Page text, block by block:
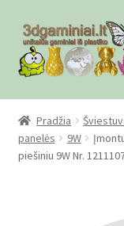
Pereiti
prie
meniu
Pereiti
prie
turinio
Pradžia
Checkout
Pradžia
panelės
9W
piešiniu 9W Nr.